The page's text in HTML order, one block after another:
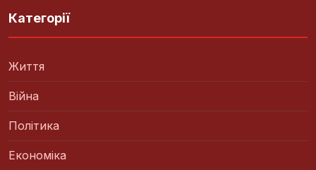
Категорії
Життя
Війна
Політика
Економіка